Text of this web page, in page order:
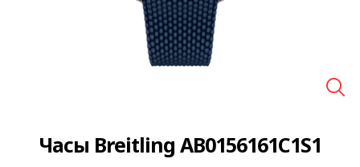
Часы Breitling AB0156161C1S1